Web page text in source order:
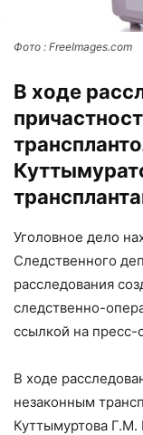
Фото : FreeImages.com
В ходе
Уголовное дело
Следственного
расследования
следственно-
ссылкой на
В ходе
незаконным
Куттымуртова